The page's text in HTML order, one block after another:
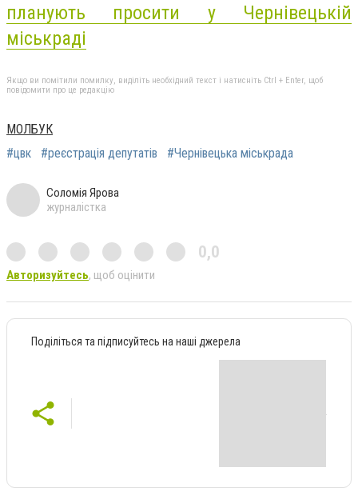
планують просити у Чернівецькій
міськраді
Якщо ви помітили помилку, виділіть необхідний текст і натисніть Ctrl + Enter, щоб
повідомити про це редакцію
МОЛБУК
#цвк
#реєстрація депутатів #Чернівецька міськрада
Соломія Ярова
журналістка
0,0
Авторизуйтесь, щоб оцінити
Поділіться та підписуйтесь на наші джерела